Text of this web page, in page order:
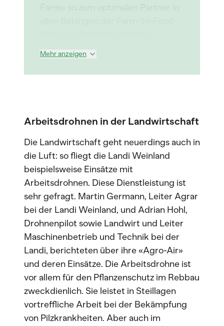
Mehr anzeigen
Arbeitsdrohnen in der Landwirtschaft
Die Landwirtschaft geht neuerdings auch in
die Luft: so fliegt die Landi Weinland
beispielsweise Einsätze mit
Arbeitsdrohnen. Diese Dienstleistung ist
sehr gefragt. Martin Germann, Leiter Agrar
bei der Landi Weinland, und Adrian Hohl,
Drohnenpilot sowie Landwirt und Leiter
Maschinenbetrieb und Technik bei der
Landi, berichteten über ihre «Agro-Air»
und deren Einsätze. Die Arbeitsdrohne ist
vor allem für den Pflanzenschutz im Rebbau
zweckdienlich. Sie leistet in Steillagen
vortreffliche Arbeit bei der Bekämpfung
von Pilzkrankheiten. Aber auch im